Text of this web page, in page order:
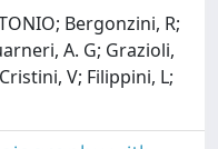
Bergonzini, R;
A. G; Grazioli,
V; Filippini, L;